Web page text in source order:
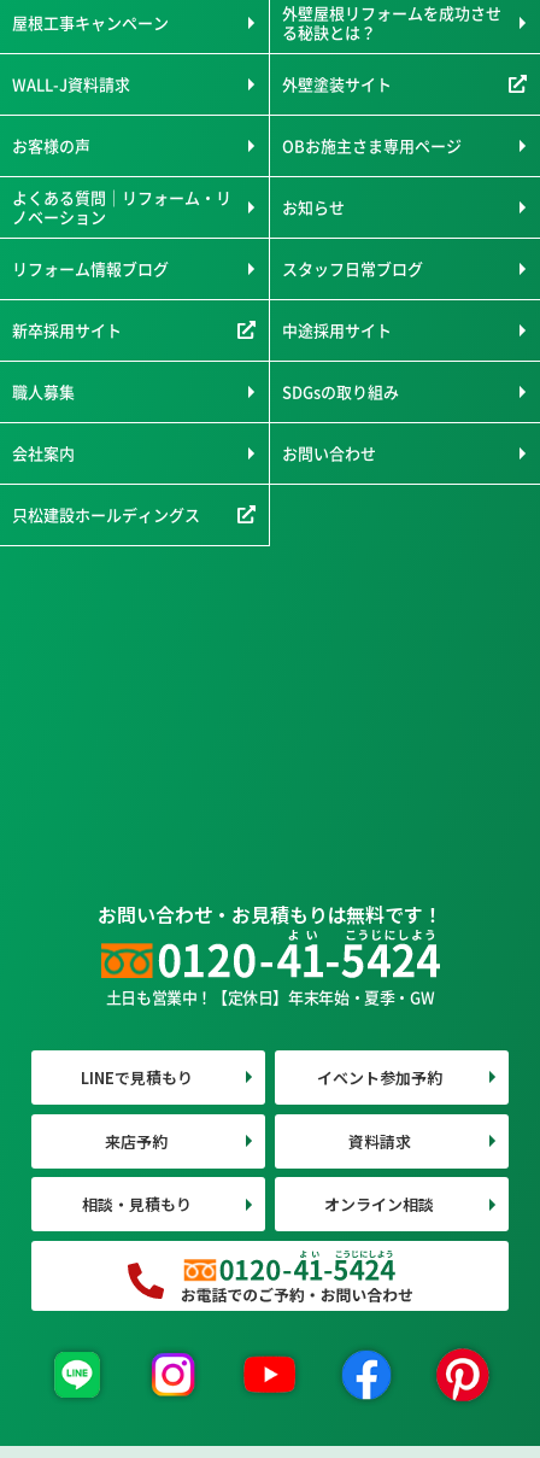
屋根工事キャンペーン
外壁屋根リフォームを成功させ
る秘訣とは？
WALL-J資料請求 外壁塗装サイト
お客様の声 OBお施主さま専用ページ
よくある質問｜リフォーム・リ
ノベーション
お知らせ
リフォーム情報ブログ スタッフ日常ブログ
新卒採用サイト 中途採用サイト
職人募集 SDGsの取り組み
会社案内 お問い合わせ
只松建設ホールディングス
お問い合わせ・お見積もりは無料です！
土日も営業中！【定休日】年末年始・夏季・GW
LINEで見積もり イベント参加予約
来店予約 資料請求
相談・見積もり オンライン相談